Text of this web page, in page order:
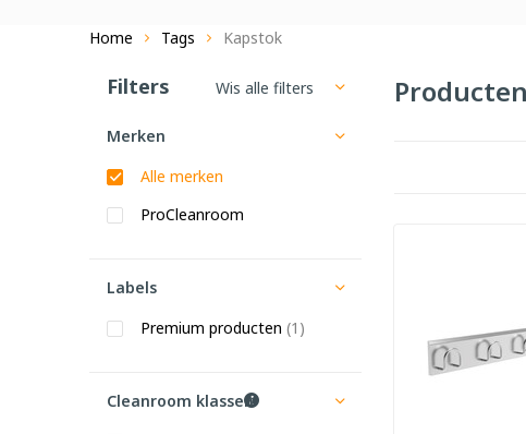
Home Tags Kapstok
Filters Wis alle filters
Merken
Alle merken
ProCleanroom
Labels
Premium producten (1)
Cleanroom klassen